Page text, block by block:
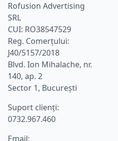
Rofusion Advertising
SRL
CUI: RO38547529
Reg. Comerțului:
J40/5157/2018
Blvd. Ion Mihalache, nr.
140, ap. 2
Sector 1, București
Suport clienţi:
0732.967.460
Email: